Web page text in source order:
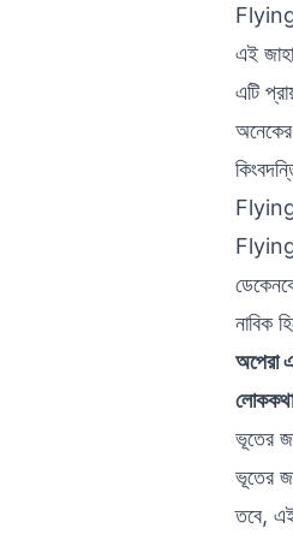
Flying
এই
এটি
Flying
নাবিক
অপেরা
ভূতের
ভূতের
তবে,